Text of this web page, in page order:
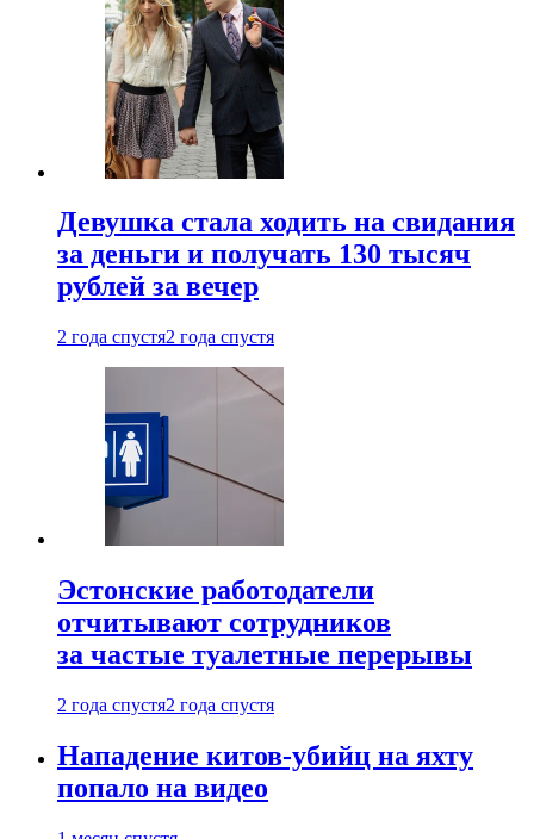
Девушка стала ходить на свидания
за деньги и получать 130 тысяч
рублей за вечер
2 года спустя2 года спустя
Эстонские работодатели
отчитывают сотрудников
за частые туалетные перерывы
2 года спустя2 года спустя
Нападение китов-убийц на яхту
попало на видео